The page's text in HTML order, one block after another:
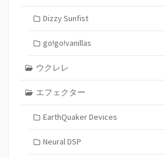
Dizzy Sunfist
go!go!vanillas
ウクレレ
エフェクター
EarthQuaker Devices
Neural DSP